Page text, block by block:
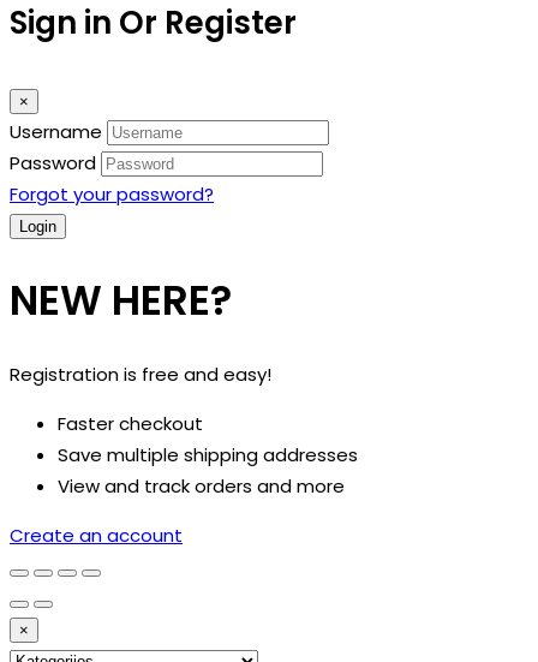
Sign in Or Register
×
Username
Password
Forgot your password?
NEW HERE?
Registration is free and easy!
Faster checkout
Save multiple shipping addresses
View and track orders and more
Create an account
×